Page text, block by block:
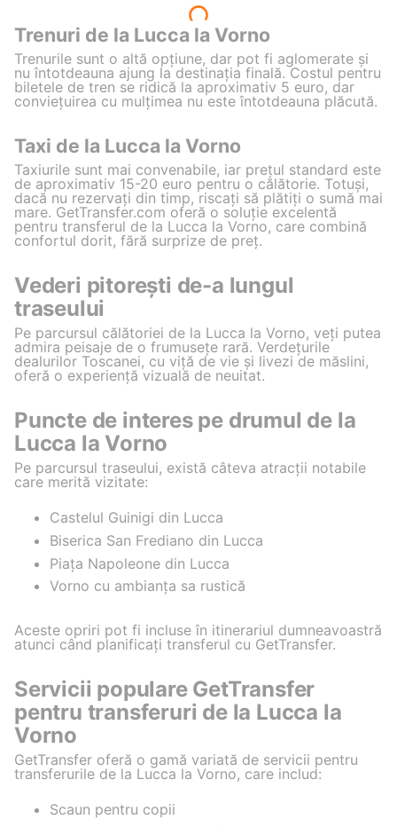
Trenuri de la Lucca la Vorno
Trenurile sunt o altă opțiune, dar pot fi aglomerate și
nu întotdeauna ajung la destinația finală. Costul pentru
biletele de tren se ridică la aproximativ 5 euro, dar
conviețuirea cu mulțimea nu este întotdeauna plăcută.
Taxi de la Lucca la Vorno
Taxiurile sunt mai convenabile, iar prețul standard este
de aproximativ 15-20 euro pentru o călătorie. Totuși,
dacă nu rezervați din timp, riscați să plătiți o sumă mai
mare. GetTransfer.com oferă o soluție excelentă
pentru transferul de la Lucca la Vorno, care combină
confortul dorit, fără surprize de preț.
Vederi pitorești de-a lungul
traseului
Pe parcursul călătoriei de la Lucca la Vorno, veți putea
admira peisaje de o frumusețe rară. Verdețurile
dealurilor Toscanei, cu viță de vie și livezi de măslini,
oferă o experiență vizuală de neuitat.
Puncte de interes pe drumul de la
Lucca la Vorno
Pe parcursul traseului, există câteva atracții notabile
care merită vizitate:
Castelul Guinigi din Lucca
Biserica San Frediano din Lucca
Piața Napoleone din Lucca
Vorno cu ambianța sa rustică
Aceste opriri pot fi incluse în itinerariul dumneavoastră
atunci când planificați transferul cu GetTransfer.
Servicii populare GetTransfer
pentru transferuri de la Lucca la
Vorno
GetTransfer oferă o gamă variată de servicii pentru
transferurile de la Lucca la Vorno, care includ:
Scaun pentru copii